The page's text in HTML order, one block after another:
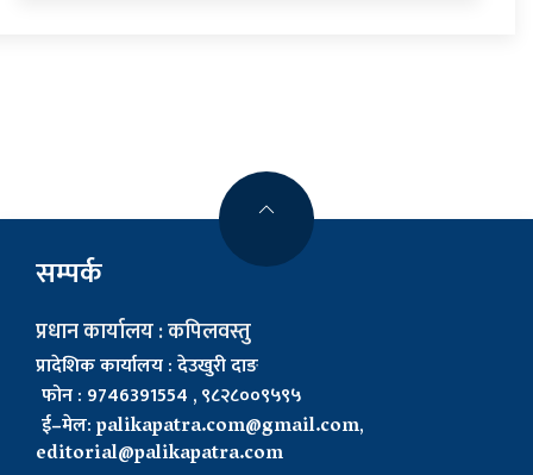
सम्पर्क
प्रधान कार्यालय : कपिलवस्तु
प्रादेशिक कार्यालय : देउखुरी दाङ
फोन : 9746391554 , ९८२८००९५९५
ई–मेल:palikapatra.com@gmail.com,
editorial@palikapatra.com